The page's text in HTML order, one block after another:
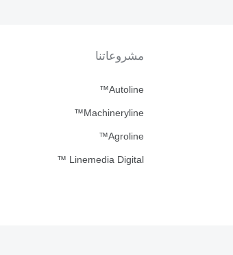
مشروعاتنا
Autoline™
Machineryline™
Agroline™
Linemedia Digital ™